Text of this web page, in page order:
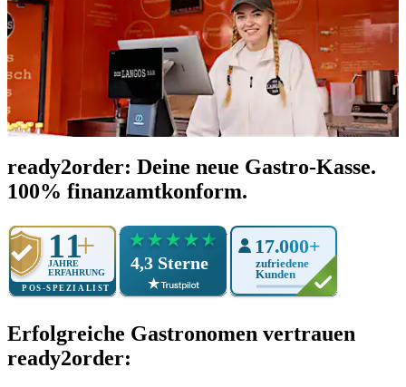
ready2order: Deine neue Gastro-Kasse.
100% finanzamtkonform.
Erfolgreiche Gastronomen vertrauen
ready2order: